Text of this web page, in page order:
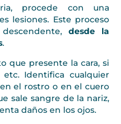
procede con una
lesiones. Este proceso
desde la
.
que presente la cara, si
Identifica cualquier
el rostro o en el cuero
sale sangre de la nariz,
daños en los ojos.